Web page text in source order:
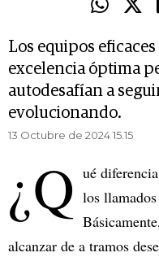
Los equipos
excelencia óptima
autodesafían a
evolucionando.
13 Octubre de 2024 15.15
¿Q ué
los
alcanzar de a tramos